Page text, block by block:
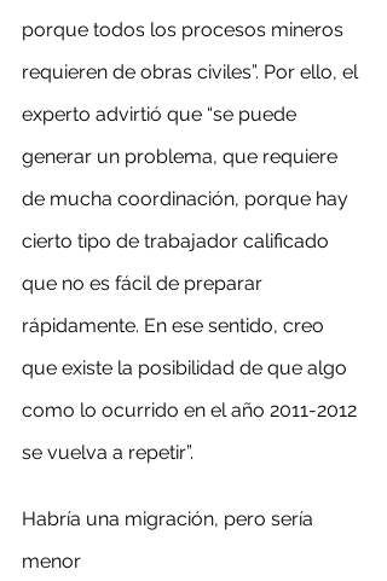
porque todos los procesos mineros
requieren de obras civiles”. Por ello, el
experto advirtió que “se puede
generar un problema, que requiere
de mucha coordinación, porque hay
cierto tipo de trabajador calificado
que no es fácil de preparar
rápidamente. En ese sentido, creo
que existe la posibilidad de que algo
como lo ocurrido en el año 2011-2012
se vuelva a repetir”.
Habría una migración, pero sería
menor